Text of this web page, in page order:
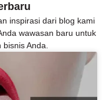
inspirasi dari blog kami
wawasan baru untuk
Anda.